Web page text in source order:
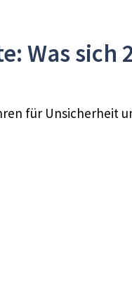
Was sich
für Unsicherheit